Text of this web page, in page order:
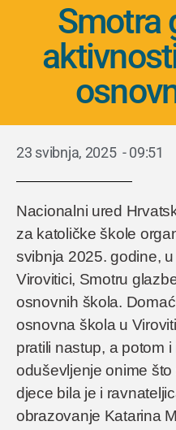
Smotra
23 svibnja, 2025 -09:51
Nacionalni ured
za katoličke škole
svibnja 2025. godine,
Virovitici, Smotru
osnovnih škola.
osnovna škola u
pratili nastup, a potom
oduševljenje onime
djece bila je i
obrazovanje Katarina